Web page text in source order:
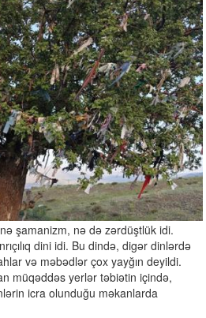
şamanizm, nə də zərdüştlük idi.
dini idi. Bu dində, digər dinlərdə
və məbədlər çox yayğın deyildi.
müqəddəs yerlər təbiətin içində,
icra olunduğu məkanlarda